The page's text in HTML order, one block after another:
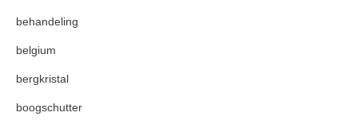
behandeling
belgium
bergkristal
boogschutter